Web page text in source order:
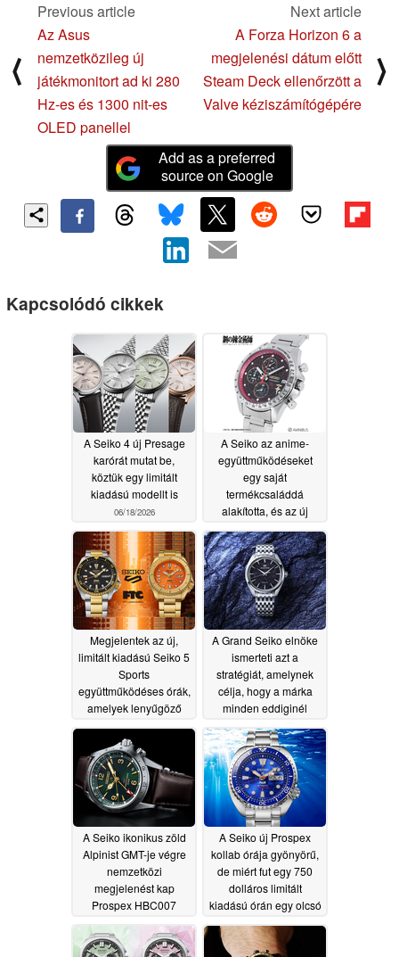
⟨
Previous article
Az Asus
nemzetközileg új
játékmonitort ad ki 280
Hz-es és 1300 nit-es
OLED panellel
Next article
A Forza Horizon 6 a
megjelenési dátum előtt
Steam Deck ellenőrzött a
Valve kéziszámítógépére
⟩
Add as a preferred
source on Google
Kapcsolódó cikkek
A Seiko 4 új Presage
karórát mutat be,
köztük egy limitált
kiadású modellt is
06/18/2026
A Seiko az anime-
együttműködéseket
egy saját
termékcsaláddá
alakította, és az új
legújabb kiadás
06/18/2026
Megjelentek az új,
limitált kiadású Seiko 5
Sports
együttműködéses órák,
amelyek lenyűgöző
büszkélkedhetnek
06/16/2026
A Grand Seiko elnöke
ismerteti azt a
stratégiát, amelynek
célja, hogy a márka
minden eddiginél
emelkedjen06/11/2026
A Seiko ikonikus zöld
Alpinist GMT-je végre
nemzetközi
megjelenést kap
Prospex HBC007
06/10/2026
A Seiko új Prospex
kollab órája gyönyörű,
de miért fut egy 750
dolláros limitált
kiadású órán egy olcsó
06/05/2026